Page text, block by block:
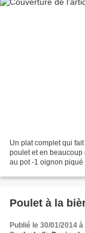
Un plat complet qui
poulet et en beaucoup
au pot -1 oignon piqué
Poulet à la
Publié le 30/01/2014